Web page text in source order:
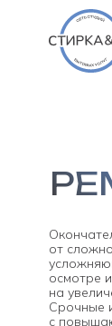
от
осмотре
на
Срочные
с